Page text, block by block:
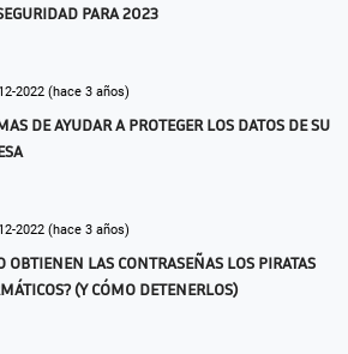
PARA 2023
2022 (hace 3 años)
DE AYUDAR A PROTEGER LOS DATOS DE SU
2022 (hace 3 años)
OBTIENEN LAS CONTRASEÑAS LOS PIRATAS
(Y CÓMO DETENERLOS)